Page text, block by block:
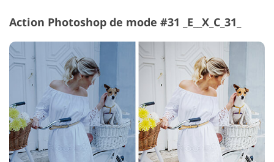
Action Photoshop de mode #31 _E__X_C_31_